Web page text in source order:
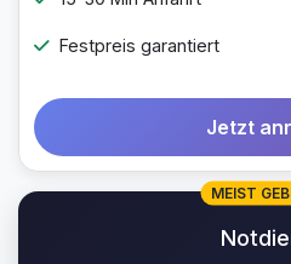
Festpreis garantiert
Jetzt
MEIST